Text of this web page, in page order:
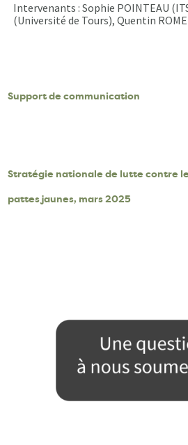
Intervenants : Sophie POINTEAU
(Université de Tours), Quentin
Support de communication
Stratégie nationale de lutte contre
pattes jaunes, mars 2025